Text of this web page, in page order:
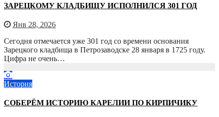
ЗАРЕЦКОМУ КЛАДБИЩУ ИСПОЛНИЛСЯ 301 ГОД
Янв 28, 2026
Сегодня отмечается уже 301 год со времени основания
Зарецкого кладбища в Петрозаводске 28 января в 1725 году.
Цифра не очень…
История
СОБЕРЁМ ИСТОРИЮ КАРЕЛИИ ПО КИРПИЧИКУ